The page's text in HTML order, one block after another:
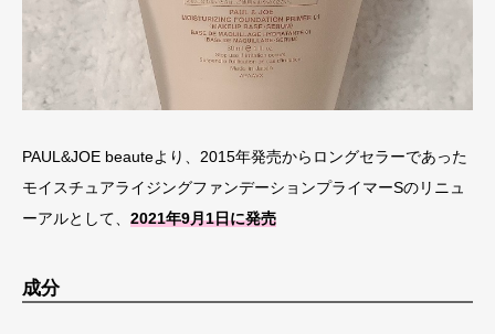
PAUL&JOE beauteより、2015年発売からロングセラーであった
モイスチュアライジングファンデーションプライマーSのリニュ
ーアルとして、 2021年9月1日に発売
成分